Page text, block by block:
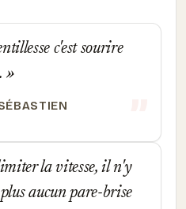
c'est sourire
la vitesse, il n'y
aucun pare-brise